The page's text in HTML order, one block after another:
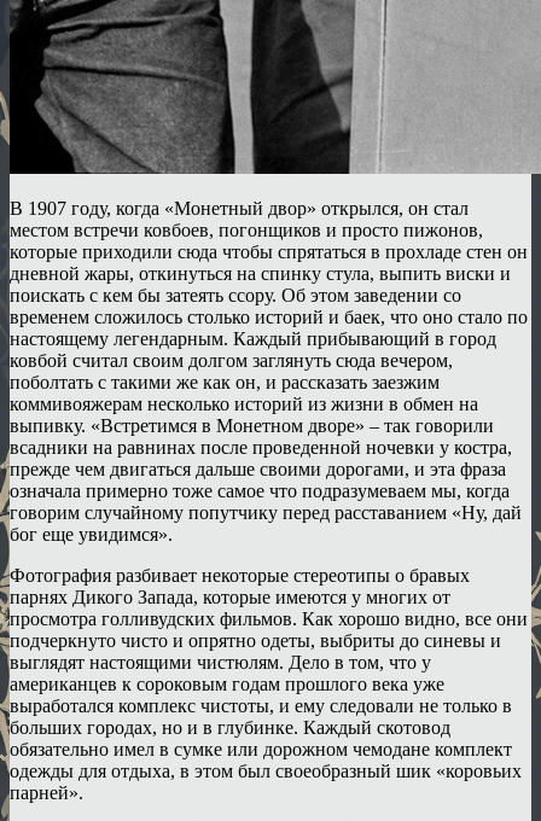
В 1907 году, когда «Монетный двор» открылся, он стал
местом встречи ковбоев, погонщиков и просто пижонов,
которые приходили сюда чтобы спрятаться в прохладе стен он
дневной жары, откинуться на спинку стула, выпить виски и
поискать с кем бы затеять ссору. Об этом заведении со
временем сложилось столько историй и баек, что оно стало по
настоящему легендарным. Каждый прибывающий в город
ковбой считал своим долгом заглянуть сюда вечером,
поболтать с такими же как он, и рассказать заезжим
коммивояжерам несколько историй из жизни в обмен на
выпивку. «Встретимся в Монетном дворе» – так говорили
всадники на равнинах после проведенной ночевки у костра,
прежде чем двигаться дальше своими дорогами, и эта фраза
означала примерно тоже самое что подразумеваем мы, когда
говорим случайному попутчику перед расставанием «Ну, дай
бог еще увидимся».
Фотография разбивает некоторые стереотипы о бравых
парнях Дикого Запада, которые имеются у многих от
просмотра голливудских фильмов. Как хорошо видно, все они
подчеркнуто чисто и опрятно одеты, выбриты до синевы и
выглядят настоящими чистюлям. Дело в том, что у
американцев к сороковым годам прошлого века уже
выработался комплекс чистоты, и ему следовали не только в
больших городах, но и в глубинке. Каждый скотовод
обязательно имел в сумке или дорожном чемодане комплект
одежды для отдыха, в этом был своеобразный шик «коровьих
парней».